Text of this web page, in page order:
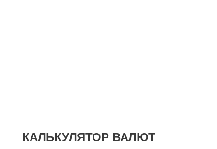
КАЛЬКУЛЯТОР ВАЛЮТ